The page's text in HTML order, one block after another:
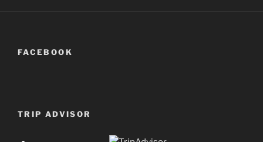
FACEBOOK
TRIP ADVISOR